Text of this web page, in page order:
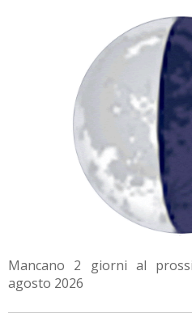
Mancano 2 giorni al
agosto 2026